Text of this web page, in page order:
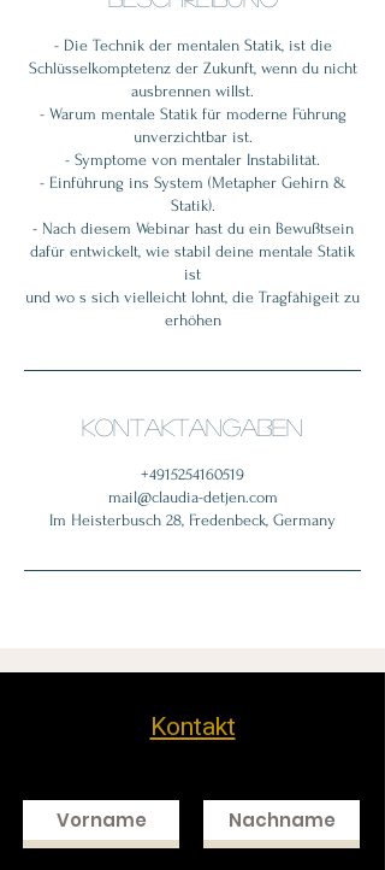
- Die Technik der mentalen Statik, ist die
Schlüsselkomptetenz der Zukunft, wenn du nicht
ausbrennen willst.
- Warum mentale Statik für moderne Führung
unverzichtbar ist.
- Symptome von mentaler Instabilität.
- Einführung ins System (Metapher Gehirn &
Statik).
- Nach diesem Webinar hast du ein Bewußtsein
dafür entwickelt, wie stabil deine mentale Statik
ist
und wo s sich vielleicht lohnt, die Tragfähigeit zu
erhöhen
Kontaktangaben
+4915254160519
mail@claudia-detjen.com
Im Heisterbusch 28, Fredenbeck, Germany
Kontakt